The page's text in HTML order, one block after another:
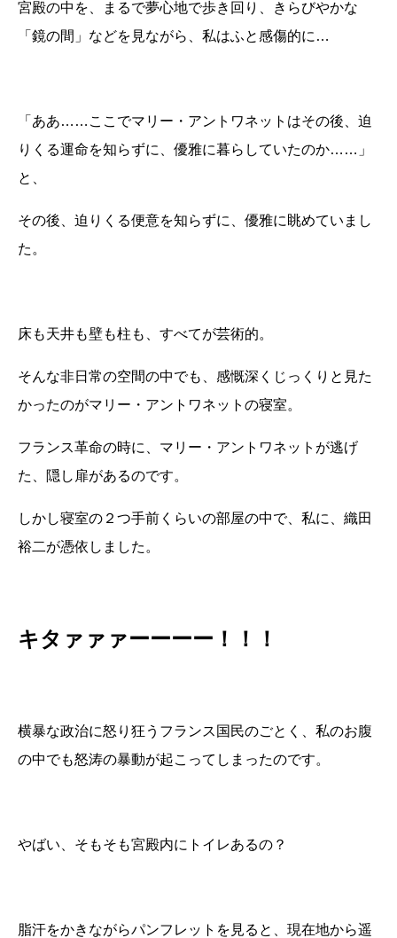
宮殿の中を、まるで夢心地で歩き回り、きらびやかな
「鏡の間」などを見ながら、私はふと感傷的に…
「ああ……ここでマリー・アントワネットはその後、迫
りくる運命を知らずに、優雅に暮らしていたのか……」
と、
その後、迫りくる便意を知らずに、優雅に眺めていまし
た。
床も天井も壁も柱も、すべてが芸術的。
そんな非日常の空間の中でも、感慨深くじっくりと見た
かったのがマリー・アントワネットの寝室。
フランス革命の時に、マリー・アントワネットが逃げ
た、隠し扉があるのです。
しかし寝室の２つ手前くらいの部屋の中で、私に、織田
裕二が憑依しました。
キタァァァーーーー！！！
横暴な政治に怒り狂うフランス国民のごとく、私のお腹
の中でも怒涛の暴動が起こってしまったのです。
やばい、そもそも宮殿内にトイレあるの？
脂汗をかきながらパンフレットを見ると、現在地から遥